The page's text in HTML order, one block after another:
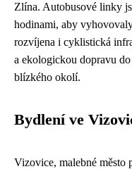
Zlína. Autobusové linky
hodinami, aby
rozvíjena i cyklistická
a ekologickou dopravu
blízkého okolí.
Bydlení ve
Vizovice, malebné město